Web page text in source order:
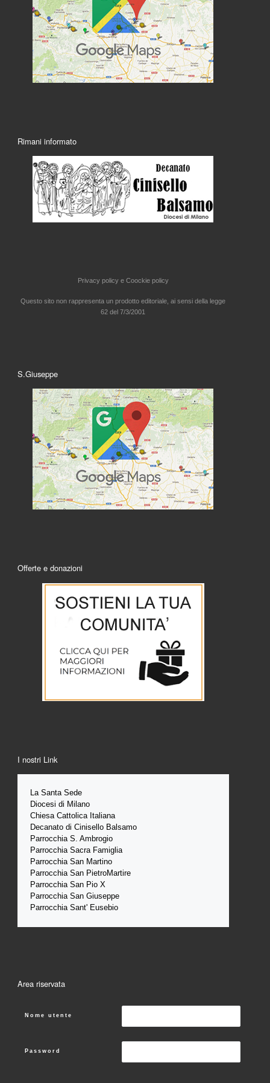
Rimani informato
Privacy policy e Coockie policy
Questo sito non rappresenta un prodotto editoriale, ai sensi della legge
62 del 7/3/2001
S.Giuseppe
Offerte e donazioni
I nostri Link
La Santa Sede
Diocesi di Milano
Chiesa Cattolica Italiana
Decanato di Cinisello Balsamo
Parrocchia S. Ambrogio
Parrocchia Sacra Famiglia
Parrocchia San Martino
Parrocchia San PietroMartire
Parrocchia San Pio X
Parrocchia San Giuseppe
Parrocchia Sant' Eusebio
Area riservata
Nome utente
Password